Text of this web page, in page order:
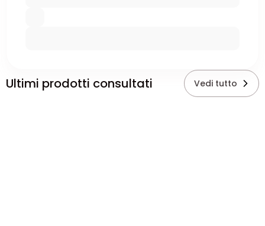
Ultimi prodotti consultati Vedi tutto